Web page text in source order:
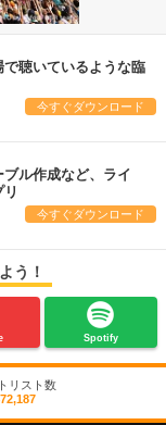
聴いているような臨
今すぐダウンロード
ル作成など、ライ
今すぐダウンロード
う！
Spotify
リスト数